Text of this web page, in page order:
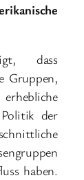
dass
Gruppen,
der
haben.